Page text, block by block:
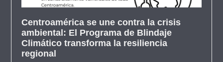
Centroamérica se une contra la crisis
ambiental: El Programa de Blindaje
Climático transforma la resiliencia
regional